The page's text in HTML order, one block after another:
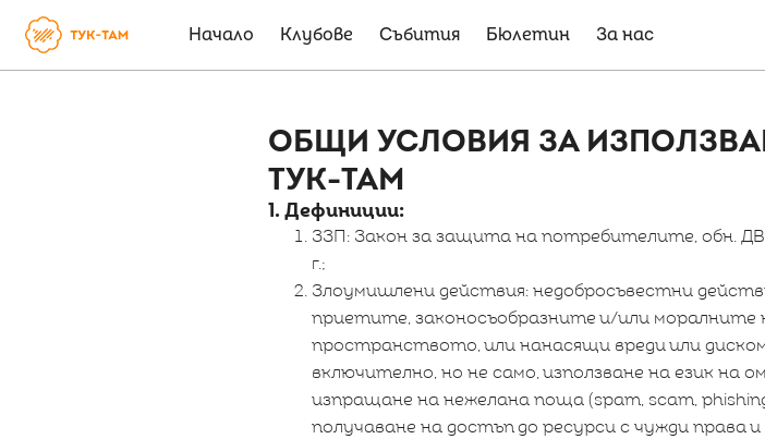
Начало Клубове Събития Бюлетин За нас
ОБЩИ УСЛОВИЯ ЗА
ТУК-ТАМ
1. Дефиниции:
ЗЗП: Закон за защита на потребителите, обн. ДВ.
г.;
Злоумишлени действия: недобросъвестни
приетите, законосъобразните и/или моралните
пространството, или нанасящи вреди или
включително, но не само, използване на език на
изпращане на нежелана поща (spam, scam,
получаване на достъп до ресурси с чужди права